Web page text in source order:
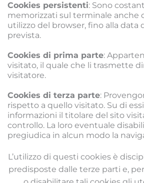
Cookies persistenti: Sono
memorizzati sul terminale anche
utilizzo del browser, fino alla data
prevista.
Cookies di prima parte:
visitato, il quale che li trasmette
visitatore.
Cookies di terza parte:
rispetto a quello visitato. Su di
informazioni il titolare del sito
controllo. La loro eventuale
pregiudica in alcun modo la
L’utilizzo di questi cookies è
predisposte dalle terze parti e,